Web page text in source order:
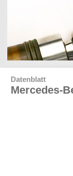
Datenblatt
Mercedes-